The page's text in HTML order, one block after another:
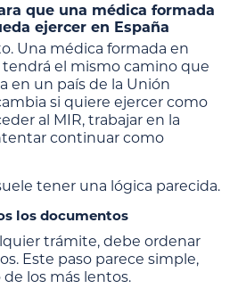
que una médica formada
ejercer en España
Una médica formada en
el mismo camino que
en un país de la Unión
si quiere ejercer como
al MIR, trabajar en la
continuar como
tener una lógica parecida.
los documentos
trámite, debe ordenar
Este paso parece simple,
los más lentos.